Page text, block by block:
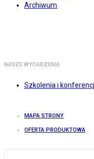
Archiwum
NASZE WYDARZENIA
Szkolenia i
MAPA STRONY
OFERTA PRODUKTOWA